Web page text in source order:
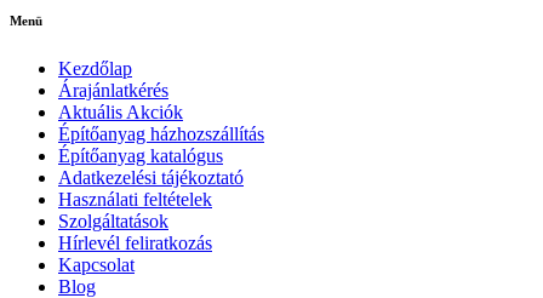
Menü
Kezdőlap
Árajánlatkérés
Aktuális Akciók
Építőanyag házhozszállítás
Építőanyag katalógus
Adatkezelési tájékoztató
Használati feltételek
Szolgáltatások
Hírlevél feliratkozás
Kapcsolat
Blog